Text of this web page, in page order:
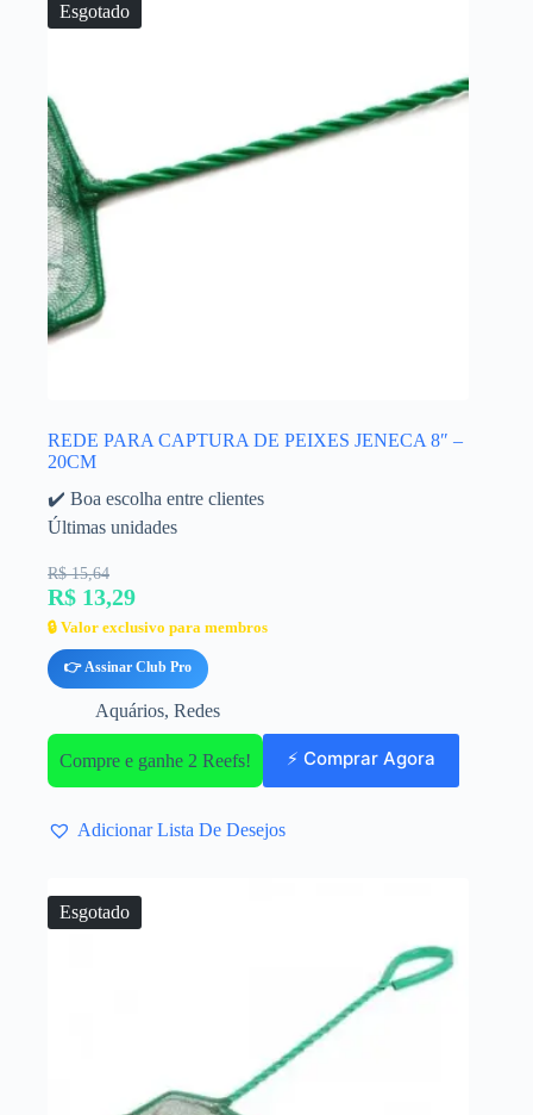
Esgotado
REDE PARA CAPTURA DE PEIXES JENECA 8″ –
20CM
✔️ Boa escolha entre clientes
Últimas unidades
R$ 15,64
R$ 13,29
🔒 Valor exclusivo para membros
👉 Assinar Club Pro
Aquários, Redes
Compre e ganhe 2 Reefs! ⚡ Comprar Agora
Adicionar Lista De Desejos
Esgotado